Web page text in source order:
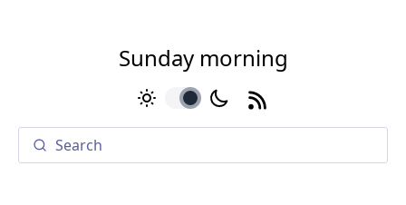
Sunday morning
toggle